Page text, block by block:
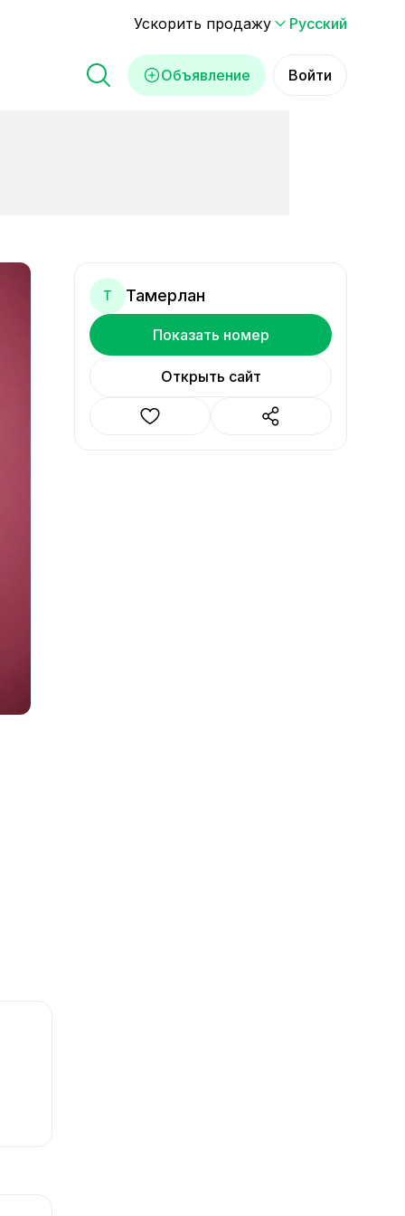
Ускорить продажу Русский
Объявление Войти
Т Тамерлан
Показать номер
Открыть сайт